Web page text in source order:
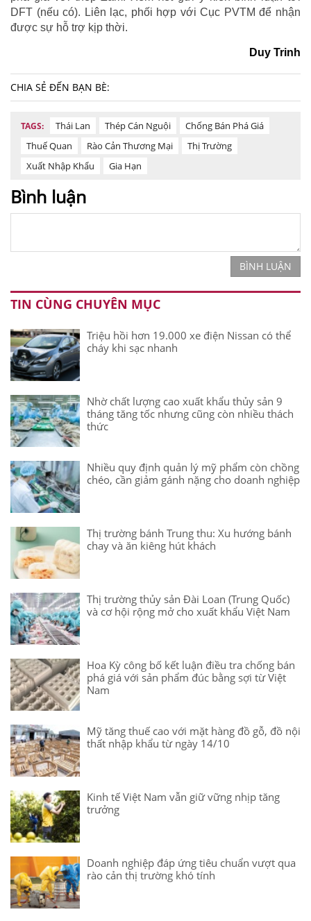
DFT (nếu có). Liên lạc, phối hợp với Cục PVTM để nhận
được sự hỗ trợ kịp thời.
Duy Trinh
CHIA SẺ ĐẾN BẠN BÈ:
TAGS: Thái Lan Thép Cán Nguội
Chống Bán Phá Giá
Thuế Quan
Rào Cản Thương Mại
Thị Trường
Xuất Nhập Khẩu
Gia Hạn
Bình luận
BÌNH LUẬN
TIN CÙNG CHUYÊN MỤC
Triệu hồi hơn 19.000 xe điện Nissan có thể
cháy khi sạc nhanh
Nhờ chất lượng cao xuất khẩu thủy sản 9
tháng tăng tốc nhưng cũng còn nhiều thách
thức
Nhiều quy định quản lý mỹ phẩm còn chồng
chéo, cần giảm gánh nặng cho doanh nghiệp
Thị trường bánh Trung thu: Xu hướng bánh
chay và ăn kiêng hút khách
Thị trường thủy sản Đài Loan (Trung Quốc)
và cơ hội rộng mở cho xuất khẩu Việt Nam
Hoa Kỳ công bố kết luận điều tra chống bán
phá giá với sản phẩm đúc bằng sợi từ Việt
Nam
Mỹ tăng thuế cao với mặt hàng đồ gỗ, đồ nội
thất nhập khẩu từ ngày 14/10
Kinh tế Việt Nam vẫn giữ vững nhịp tăng
trưởng
Doanh nghiệp đáp ứng tiêu chuẩn vượt qua
rào cản thị trường khó tính